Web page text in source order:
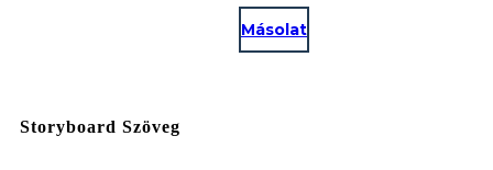
Másolat
Storyboard Szöveg